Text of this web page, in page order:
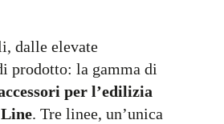
dalle elevate
prodotto: la gamma di
per l’edilizia
. Tre linee, un’unica